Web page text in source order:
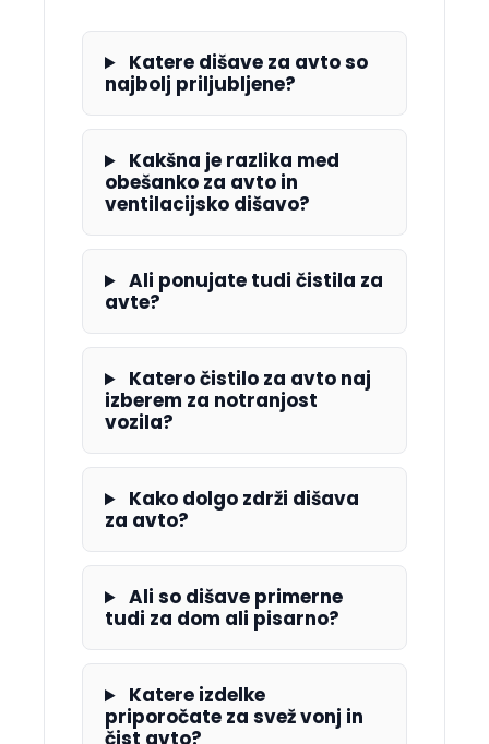
Katere dišave za avto so
najbolj priljubljene?
Kakšna je razlika med
obešanko za avto in
ventilacijsko dišavo?
Ali ponujate tudi čistila za
avte?
Katero čistilo za avto naj
izberem za notranjost
vozila?
Kako dolgo zdrži dišava
za avto?
Ali so dišave primerne
tudi za dom ali pisarno?
Katere izdelke
priporočate za svež vonj in